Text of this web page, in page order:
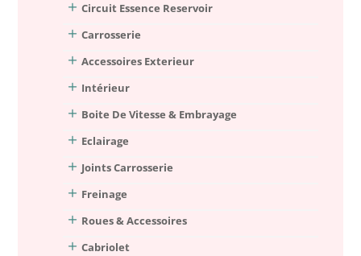
Circuit Essence Reservoir
Carrosserie
Accessoires Exterieur
Intérieur
Boite De Vitesse & Embrayage
Eclairage
Joints Carrosserie
Freinage
Roues & Accessoires
Cabriolet